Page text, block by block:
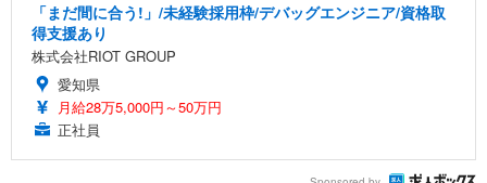
「まだ間に合う!」/未経験採用枠/デバッグエンジニア/資格取
得支援あり
株式会社RIOT GROUP
愛知県
月給28万5,000円～50万円
正社員